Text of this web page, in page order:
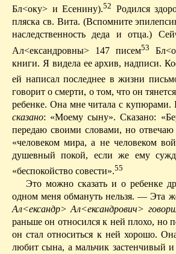
Бл<оку> и Есенину).52 Родился
пляска св. Вита. (Вспомните
наследственность деда и отца.)
Ал<ександровны> 147 писем53
книги. Я видела ее архив, надписи.
ей написал последнее в жизни
говорит о смерти, о том, что он
ребенке. Она мне читала с
сказано: «Моему сыну». Сказано:
передаю своими словами, но
«человеком мира, а не человеком
душевный покой, если же ему
«беспокойство совести».55
Это можно сказать и о ребенке
одном меня обмануть нельзя. — Эта
Ал<ександр> Ал<ександрович>
раньше он относился к ней плохо, но
он стал относиться к ней хорошо.
любит сына, а мальчик застенчивый